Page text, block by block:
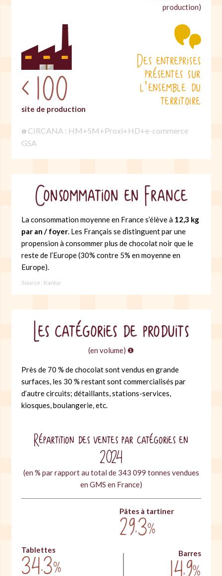
production)
‹ 100
site de production
Des entreprises
présentes sur
l’ensemble du
territoire
❶ CIRCANA : HM+SM+Proxi+HD+e-commerce
GSA
Consommation en France
La consommation moyenne en France s’élève à 12,3 kg
par an / foyer. Les Français se distinguent par une
propension à consommer plus de chocolat noir que le
reste de l’Europe (30% contre 5% en moyenne en
Europe).
Source : Kantar
Les catégories de produits
(en volume) ❶
Près de 70 % de chocolat sont vendus en grande
surfaces, les 30 % restant sont commercialisés par
d’autre circuits; détaillants, stations-services,
kiosques, boulangerie, etc.
Répartition des ventes par catégories en
2024
(en % par rapport au total de 343 099 tonnes vendues
en GMS en France)
Tablettes
34,3%
Pâtes à tartiner
29,3%
Barres
14,9%